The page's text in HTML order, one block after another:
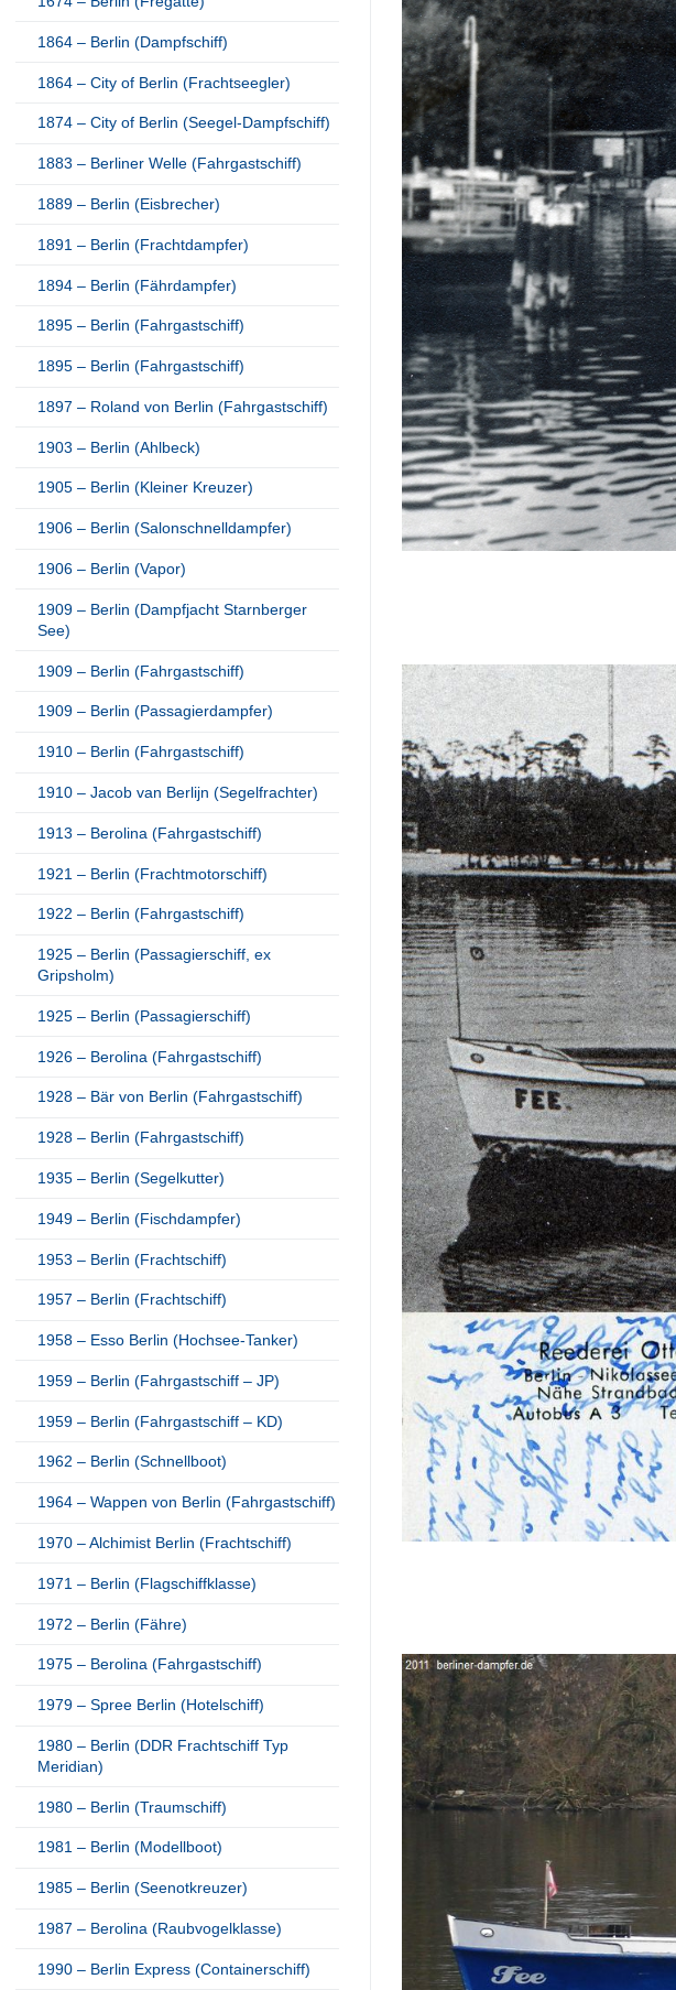
1864 – Berlin (Dampfschiff)
1864 – City of Berlin (Frachtseegler)
1874 – City of Berlin (Seegel-Dampfschiff)
1883 – Berliner Welle (Fahrgastschiff)
1889 – Berlin (Eisbrecher)
1891 – Berlin (Frachtdampfer)
1894 – Berlin (Fährdampfer)
1895 – Berlin (Fahrgastschiff)
1895 – Berlin (Fahrgastschiff)
1897 – Roland von Berlin (Fahrgastschiff)
1903 – Berlin (Ahlbeck)
1905 – Berlin (Kleiner Kreuzer)
1906 – Berlin (Salonschnelldampfer)
1906 – Berlin (Vapor)
1909 – Berlin (Dampfjacht Starnberger
See)
1909 – Berlin (Fahrgastschiff)
1909 – Berlin (Passagierdampfer)
1910 – Berlin (Fahrgastschiff)
1910 – Jacob van Berlijn (Segelfrachter)
1913 – Berolina (Fahrgastschiff)
1921 – Berlin (Frachtmotorschiff)
1922 – Berlin (Fahrgastschiff)
1925 – Berlin (Passagierschiff, ex
Gripsholm)
1925 – Berlin (Passagierschiff)
1926 – Berolina (Fahrgastschiff)
1928 – Bär von Berlin (Fahrgastschiff)
1928 – Berlin (Fahrgastschiff)
1935 – Berlin (Segelkutter)
1949 – Berlin (Fischdampfer)
1953 – Berlin (Frachtschiff)
1957 – Berlin (Frachtschiff)
1958 – Esso Berlin (Hochsee-Tanker)
1959 – Berlin (Fahrgastschiff – JP)
1959 – Berlin (Fahrgastschiff – KD)
1962 – Berlin (Schnellboot)
1964 – Wappen von Berlin (Fahrgastschiff)
1970 – Alchimist Berlin (Frachtschiff)
1971 – Berlin (Flagschiffklasse)
1972 – Berlin (Fähre)
1975 – Berolina (Fahrgastschiff)
1979 – Spree Berlin (Hotelschiff)
1980 – Berlin (DDR Frachtschiff Typ
Meridian)
1980 – Berlin (Traumschiff)
1981 – Berlin (Modellboot)
1985 – Berlin (Seenotkreuzer)
1987 – Berolina (Raubvogelklasse)
1990 – Berlin Express (Containerschiff)